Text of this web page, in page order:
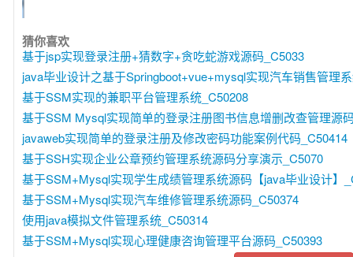
猜你喜欢
基于jsp实现登录注册+猜数字+贪吃蛇游戏源码_C5033
java毕业设计之基于Springboot+vue+mysql实现汽车销售管理
基于SSM实现的兼职平台管理系统_C50208
基于SSM Mysql实现简单的登录注册图书信息增删改查管理源
javaweb实现简单的登录注册及修改密码功能案例代码_C50414
基于SSH实现企业公章预约管理系统源码分享演示_C5070
基于SSM+Mysql实现学生成绩管理系统源码【java毕业设计】
基于SSM+Mysql实现汽车维修管理系统源码_C50374
使用java模拟文件管理系统_C50314
基于SSM+Mysql实现心理健康咨询管理平台源码_C50393